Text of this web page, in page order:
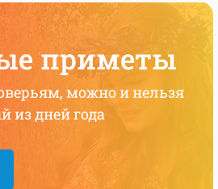
приметы
можно и нельзя
из дней года